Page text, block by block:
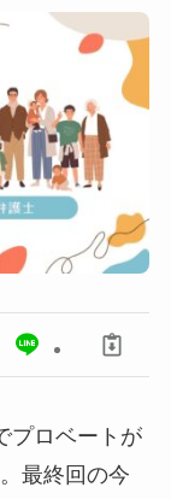
プロベートが
最終回の今